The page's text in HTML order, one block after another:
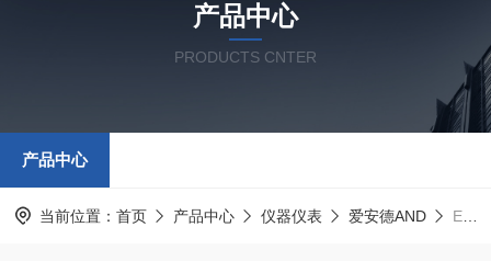
产品中心
PRODUCTS CNTER
产品中心
当前位置： 首页 产品中心 仪器仪表 爱安德AND EJ-6100B中村供应-日本AND基础电子天平称重秤